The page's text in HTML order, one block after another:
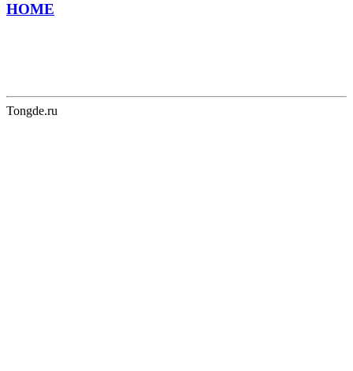
HOME
Tongde.ru